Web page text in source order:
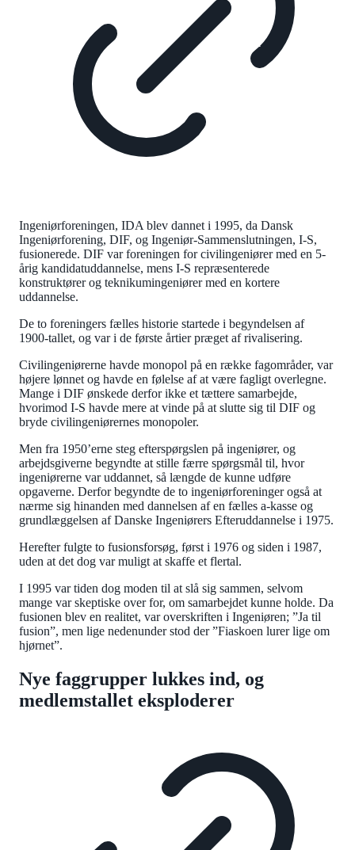
Ingeniørforeningen, IDA blev dannet i 1995, da Dansk
Ingeniørforening, DIF, og Ingeniør-Sammenslutningen, I-S,
fusionerede. DIF var foreningen for civilingeniører med en 5-
årig kandidatuddannelse, mens I-S repræsenterede
konstruktører og teknikumingeniører med en kortere
uddannelse.
De to foreningers fælles historie startede i begyndelsen af
1900-tallet, og var i de første årtier præget af rivalisering.
Civilingeniørerne havde monopol på en række fagområder, var
højere lønnet og havde en følelse af at være fagligt overlegne.
Mange i DIF ønskede derfor ikke et tættere samarbejde,
hvorimod I-S havde mere at vinde på at slutte sig til DIF og
bryde civilingeniørernes monopoler.
Men fra 1950’erne steg efterspørgslen på ingeniører, og
arbejdsgiverne begyndte at stille færre spørgsmål til, hvor
ingeniørerne var uddannet, så længde de kunne udføre
opgaverne. Derfor begyndte de to ingeniørforeninger også at
nærme sig hinanden med dannelsen af en fælles a-kasse og
grundlæggelsen af Danske Ingeniørers Efteruddannelse i 1975.
Herefter fulgte to fusionsforsøg, først i 1976 og siden i 1987,
uden at det dog var muligt at skaffe et flertal.
I 1995 var tiden dog moden til at slå sig sammen, selvom
mange var skeptiske over for, om samarbejdet kunne holde. Da
fusionen blev en realitet, var overskriften i Ingeniøren; ”Ja til
fusion”, men lige nedenunder stod der ”Fiaskoen lurer lige om
hjørnet”.
Nye faggrupper lukkes ind, og
medlemstallet eksploderer